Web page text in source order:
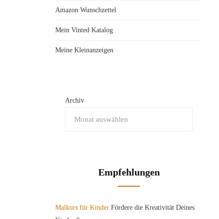
Amazon Wunschzettel
Mein Vinted Katalog
Meine Kleinanzeigen
Archiv
Empfehlungen
Malkurs für Kinder Fördere die Kreativität Deines